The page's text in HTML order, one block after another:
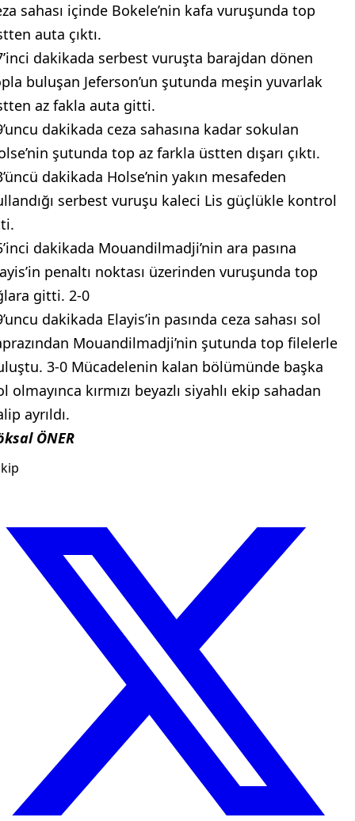
sahası içinde Bokele’nin kafa vuruşunda top
auta çıktı.
dakikada serbest vuruşta barajdan dönen
buluşan Jeferson’un şutunda meşin yuvarlak
az fakla auta gitti.
dakikada ceza sahasına kadar sokulan
şutunda top az farkla üstten dışarı çıktı.
dakikada Holse’nin yakın mesafeden
serbest vuruşu kaleci Lis güçlükle kontrol
dakikada Mouandilmadji’nin ara pasına
penaltı noktası üzerinden vuruşunda top
gitti. 2-0
dakikada Elayis’in pasında ceza sahası sol
Mouandilmadji’nin şutunda top filelerle
3-0 Mücadelenin kalan bölümünde başka
olmayınca kırmızı beyazlı siyahlı ekip sahadan
ayrıldı.
ÖNER